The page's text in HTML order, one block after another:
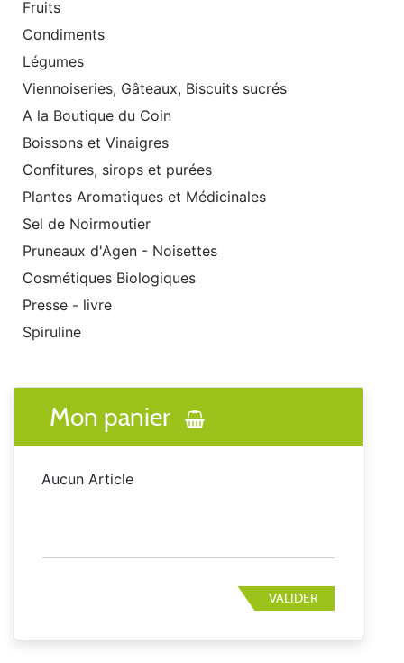
Fruits
Condiments
Légumes
Viennoiseries, Gâteaux, Biscuits sucrés
A la Boutique du Coin
Boissons et Vinaigres
Confitures, sirops et purées
Plantes Aromatiques et Médicinales
Sel de Noirmoutier
Pruneaux d'Agen - Noisettes
Cosmétiques Biologiques
Presse - livre
Spiruline
Mon panier
Aucun Article
VALIDER